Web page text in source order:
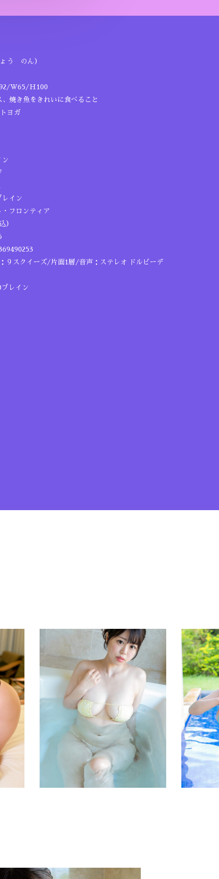
う のん）
W65/H100
焼き魚をきれいに食べること
ヨガ
ン
レイン
フロンティア
）
９スクイーズ/片面1層/音声：ステレオ ドルビーデ
レイン